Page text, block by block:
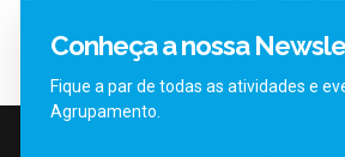
Conheça a nossa
Fique a par de todas as atividades e
Agrupamento.